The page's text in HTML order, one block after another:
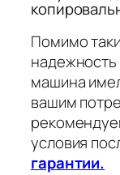
Помимо
машина
вашим
условия
гарантии.